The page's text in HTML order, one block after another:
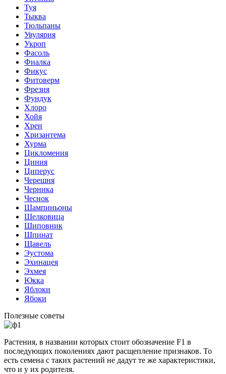
Туя
Тыква
Тюльпаны
Увулярия
Укроп
Фасоль
Фиалка
Фикус
Фитоверм
Фрезия
Фундук
Хлоро
Хойя
Хрен
Хризантема
Хурма
Цикломения
Циния
Циперус
Черешня
Черника
Чеснок
Шампиньоны
Шелковица
Шиповник
Шпинат
Щавель
Эустома
Эхинацея
Эхмея
Юкка
Яблоки
Ябоки
Полезные советы
Растения, в названии которых стоит обозначение F1 в
последующих поколениях дают расщепление признаков. То
есть семена с таких растений не дадут те же характеристики,
что и у их родителя.